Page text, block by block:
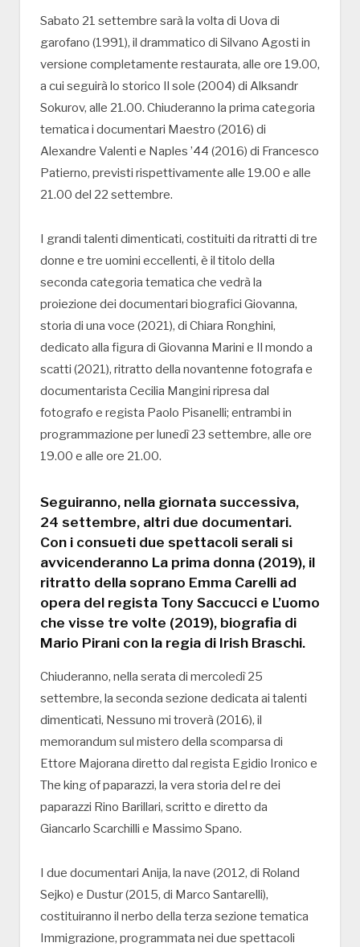
Sabato 21 settembre sarà la volta di Uova di
garofano (1991), il drammatico di Silvano Agosti in
versione completamente restaurata, alle ore 19.00,
a cui seguirà lo storico Il sole (2004) di Alksandr
Sokurov, alle 21.00. Chiuderanno la prima categoria
tematica i documentari Maestro (2016) di
Alexandre Valenti e Naples ’44 (2016) di Francesco
Patierno, previsti rispettivamente alle 19.00 e alle
21.00 del 22 settembre.
I grandi talenti dimenticati, costituiti da ritratti di tre
donne e tre uomini eccellenti, è il titolo della
seconda categoria tematica che vedrà la
proiezione dei documentari biografici Giovanna,
storia di una voce (2021), di Chiara Ronghini,
dedicato alla figura di Giovanna Marini e Il mondo a
scatti (2021), ritratto della novantenne fotografa e
documentarista Cecilia Mangini ripresa dal
fotografo e regista Paolo Pisanelli; entrambi in
programmazione per lunedì 23 settembre, alle ore
19.00 e alle ore 21.00.
Seguiranno, nella giornata successiva,
24 settembre, altri due documentari.
Con i consueti due spettacoli serali si
avvicenderanno La prima donna (2019), il
ritratto della soprano Emma Carelli ad
opera del regista Tony Saccucci e L’uomo
che visse tre volte (2019), biografia di
Mario Pirani con la regia di Irish Braschi.
Chiuderanno, nella serata di mercoledì 25
settembre, la seconda sezione dedicata ai talenti
dimenticati, Nessuno mi troverà (2016), il
memorandum sul mistero della scomparsa di
Ettore Majorana diretto dal regista Egidio Ironico e
The king of paparazzi, la vera storia del re dei
paparazzi Rino Barillari, scritto e diretto da
Giancarlo Scarchilli e Massimo Spano.
I due documentari Anija, la nave (2012, di Roland
Sejko) e Dustur (2015, di Marco Santarelli),
costituiranno il nerbo della terza sezione tematica
Immigrazione, programmata nei due spettacoli